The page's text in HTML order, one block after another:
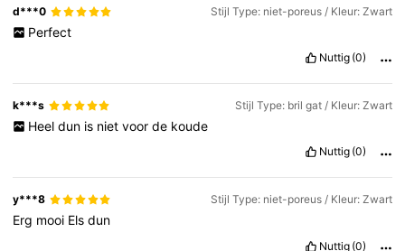
d***0 Stijl Type: niet-poreus / Kleur: Zwart
Perfect
Nuttig (0)
k***s Stijl Type: bril gat / Kleur: Zwart
Heel dun is niet voor de koude
Nuttig (0)
y***8 Stijl Type: niet-poreus / Kleur: Zwart
Erg mooi Elsdun
Nuttig (0)